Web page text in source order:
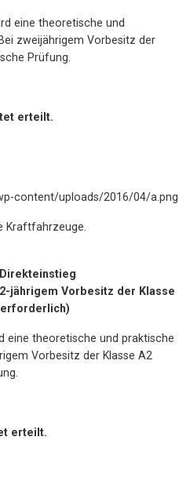
eine theoretische und
zweijährigem Vorbesitz der
Prüfung.
erteilt.
Kraftfahrzeuge.
jährigem Vorbesitz der Klasse
eine theoretische und praktische
Vorbesitz der Klasse A2
erteilt.